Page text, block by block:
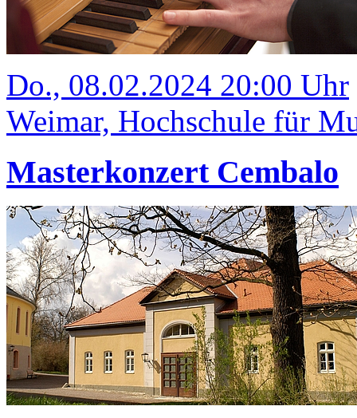
Do., 08.02.2024 20:00 Uhr
Weimar, Hochschule für
Masterkonzert Cembalo